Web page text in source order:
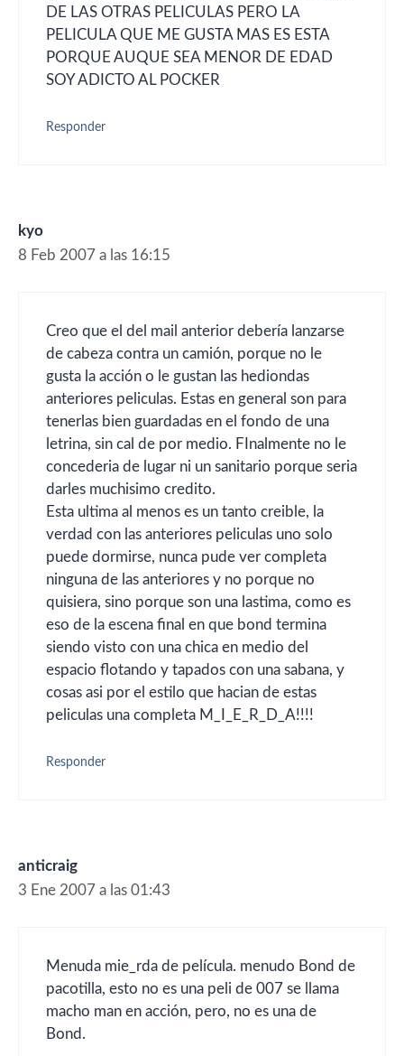
DE LAS OTRAS PELICULAS PERO LA
PELICULA QUE ME GUSTA MAS ES ESTA
PORQUE AUQUE SEA MENOR DE EDAD
SOY ADICTO AL POCKER
Responder
kyo
8 Feb 2007 a las 16:15
Creo que el del mail anterior debería lanzarse
de cabeza contra un camión, porque no le
gusta la acción o le gustan las hediondas
anteriores peliculas. Estas en general son para
tenerlas bien guardadas en el fondo de una
letrina, sin cal de por medio. FInalmente no le
concederia de lugar ni un sanitario porque seria
darles muchisimo credito.
Esta ultima al menos es un tanto creible, la
verdad con las anteriores peliculas uno solo
puede dormirse, nunca pude ver completa
ninguna de las anteriores y no porque no
quisiera, sino porque son una lastima, como es
eso de la escena final en que bond termina
siendo visto con una chica en medio del
espacio flotando y tapados con una sabana, y
cosas asi por el estilo que hacian de estas
peliculas una completa M_I_E_R_D_A!!!!
Responder
anticraig
3 Ene 2007 a las 01:43
Menuda mie_rda de película. menudo Bond de
pacotilla, esto no es una peli de 007 se llama
macho man en acción, pero, no es una de
Bond.